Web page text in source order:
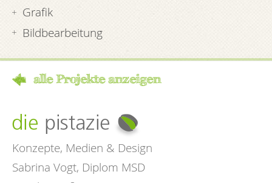
Grafik
Bildbearbeitung
alle Projekte anzeigen
Konzepte, Medien & Design
Sabrina Vogt, Diplom MSD